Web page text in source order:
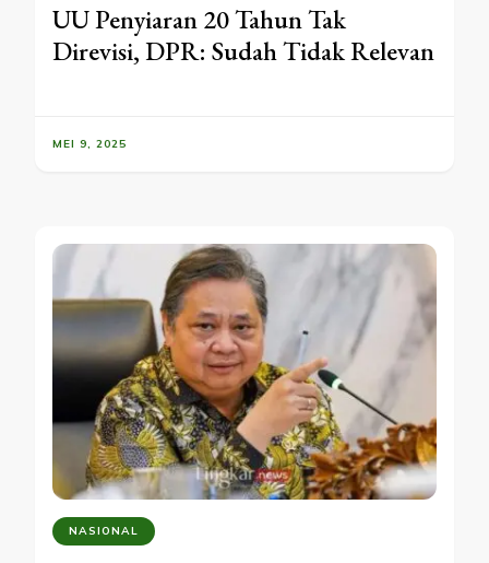
UU Penyiaran 20 Tahun Tak
Direvisi, DPR: Sudah Tidak Relevan
MEI 9, 2025
NASIONAL